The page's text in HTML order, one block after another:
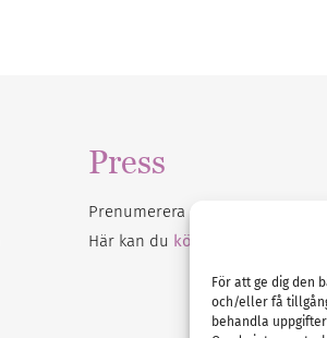
För att ge dig den
och/eller få
behandla
Press
Prenumerera på vårt
Här kan du köpa